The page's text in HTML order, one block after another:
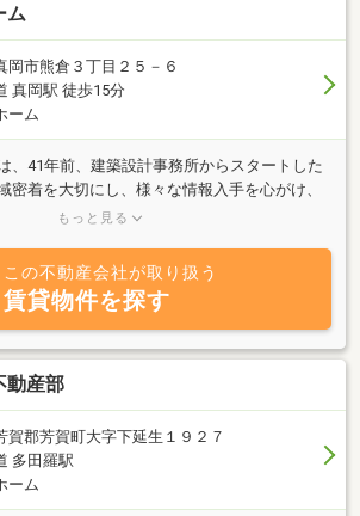
ム
岡市熊倉３丁目２５－６
真岡駅 徒歩15分
ーム
、41年前、建築設計事務所からスタートした
密着を大切にし、様々な情報入手を心がけ、
・茂木・芳賀・市貝）、宇都宮市・小山市エ
客様にお取引をいただいております。ご来
LINEにてお気軽にお問い合わせください（＾
わせが可能】LINEで物件のお問い合わせがで
面で【＠742arfmr】と検索していただくか、
】から登録ができます。ぜひご利用くだ
ご相談は無料です】 ご希望等を遠慮なくお話
もっと見る
この不動産会社が取り扱う
賃貸物件を探す
動産部
賀郡芳賀町大字下延生１９２７
多田羅駅
ーム